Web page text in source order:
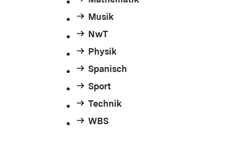
Musik
NwT
Physik
Spanisch
Sport
Technik
WBS